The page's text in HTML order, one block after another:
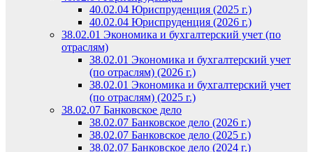
40.02.04 Юриспруденция (2025 г.)
40.02.04 Юриспруденция (2026 г.)
38.02.01 Экономика и бухгалтерский учет (по
отраслям)
38.02.01 Экономика и бухгалтерский учет
(по отраслям) (2026 г.)
38.02.01 Экономика и бухгалтерский учет
(по отраслям) (2025 г.)
38.02.07 Банковское дело
38.02.07 Банковское дело (2026 г.)
38.02.07 Банковское дело (2025 г.)
38.02.07 Банковское дело (2024 г.)